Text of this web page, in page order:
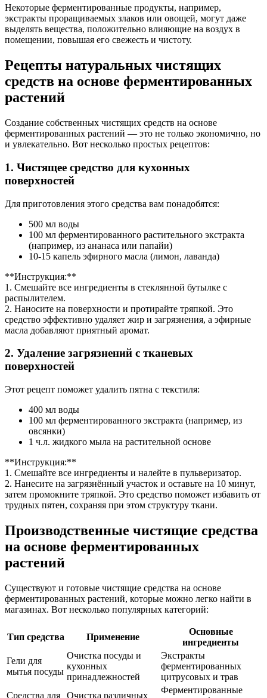
Некоторые ферментированные продукты, например,
экстракты проращиваемых злаков или овощей, могут даже
выделять вещества, положительно влияющие на воздух в
помещении, повышая его свежесть и чистоту.
Рецепты натуральных чистящих
средств на основе ферментированных
растений
Создание собственных чистящих средств на основе
ферментированных растений — это не только экономично, но
и увлекательно. Вот несколько простых рецептов:
1. Чистящее средство для кухонных
поверхностей
Для приготовления этого средства вам понадобятся:
500 мл воды
100 мл ферментированного растительного экстракта
(например, из ананаса или папайи)
10-15 капель эфирного масла (лимон, лаванда)
**Инструкция:**
1. Смешайте все ингредиенты в стеклянной бутылке с
распылителем.
2. Наносите на поверхности и протирайте тряпкой. Это
средство эффективно удаляет жир и загрязнения, а эфирные
масла добавляют приятный аромат.
2. Удаление загрязнений с тканевых
поверхностей
Этот рецепт поможет удалить пятна с текстиля:
400 мл воды
100 мл ферментированного экстракта (например, из
овсянки)
1 ч.л. жидкого мыла на растительной основе
**Инструкция:**
1. Смешайте все ингредиенты и налейте в пульверизатор.
2. Нанесите на загрязнённый участок и оставьте на 10 минут,
затем промокните тряпкой. Это средство поможет избавить от
трудных пятен, сохраняя при этом структуру ткани.
Производственные чистящие средства
на основе ферментированных
растений
Существуют и готовые чистящие средства на основе
ферментированных растений, которые можно легко найти в
магазинах. Вот несколько популярных категорий:
Тип средства Применение
Основные
ингредиенты
Гели для
мытья посуды
Очистка посуды и
кухонных
принадлежностей
Экстракты
ферментированных
цитрусовых и трав
Средства для
Очистка различных
Ферментированные